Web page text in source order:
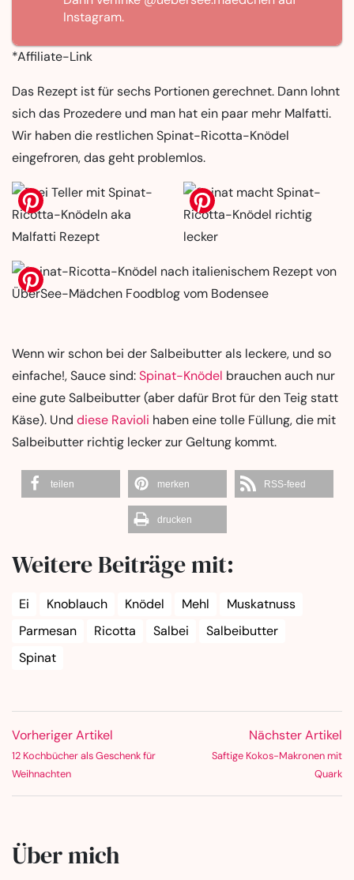
Instagram.
*Affiliate-Link
Das Rezept ist für sechs Portionen gerechnet. Dann lohnt
sich das Prozedere und man hat ein paar mehr Malfatti.
Wir haben die restlichen Spinat-Ricotta-Knödel
eingefroren, das geht problemlos.
Wenn wir schon bei der Salbeibutter als leckere, und so
einfache!, Sauce sind:Spinat-Knödel brauchen auch nur
eine gute Salbeibutter (aber dafür Brot für den Teig statt
Käse). Und diese Ravioli haben eine tolle Füllung, die mit
Salbeibutter richtig lecker zur Geltung kommt.
teilen merken RSS-feed
drucken
Weitere Beiträge mit:
Ei Knoblauch Knödel Mehl
Muskatnuss
Parmesan
Ricotta Salbei
Salbeibutter
Spinat
Vorheriger Artikel
12 Kochbücher als Geschenk für
Weihnachten
Nächster Artikel
Saftige Kokos-Makronen mit
Quark
Über mich